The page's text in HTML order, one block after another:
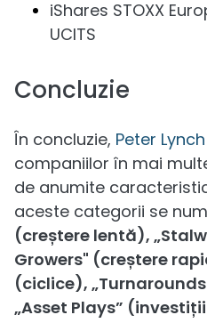
iShares STOXX
UCITS
Concluzie
În concluzie, Peter Lynch
companiilor în mai
de anumite
aceste categorii se
(creștere lentă),
Growers" (creștere
(ciclice),
„Asset Plays”